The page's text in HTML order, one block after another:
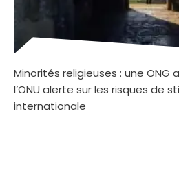
Minorités religieuses : une
l’ONU alerte sur les risques de
internationale